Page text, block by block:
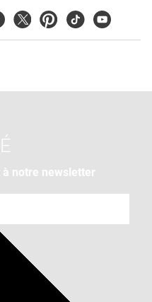
TwitterPinterest
TiktokYoutube
notre newsletter